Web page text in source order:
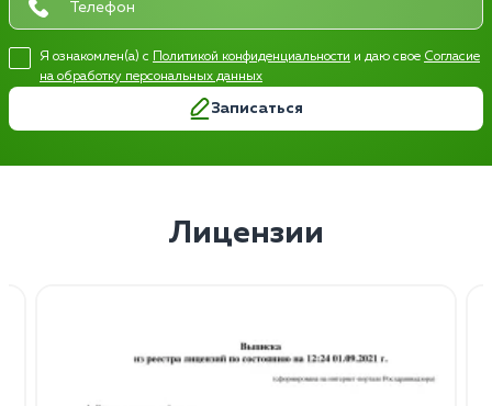
Я ознакомлен(а) с Политикой конфиденциальности и даю свое Согласие
на обработку персональных данных
Записаться
Лицензии